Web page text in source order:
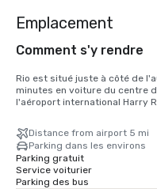
Emplacement
Comment s'y rendre
Rio est situé juste à côté de
minutes en voiture du centre
l'aéroport international Harry
Distance from airport 5 mi
Parking dans les environs
Parking gratuit
Service voiturier
Parking des bus